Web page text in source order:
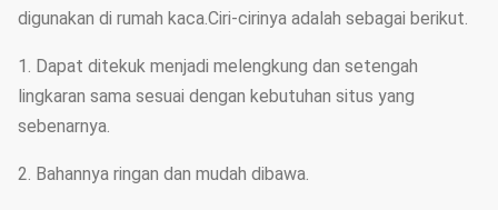
digunakan di rumah kaca.Ciri-cirinya adalah sebagai berikut.
1. Dapat ditekuk menjadi melengkung dan setengah
lingkaran sama sesuai dengan kebutuhan situs yang
sebenarnya.
2. Bahannya ringan dan mudah dibawa.